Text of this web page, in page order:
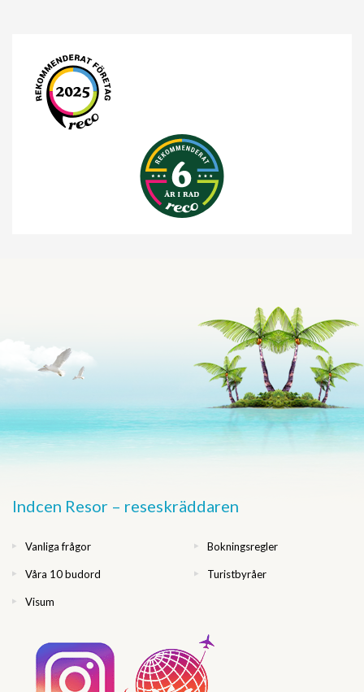
Indcen Resor – reseskräddaren
Vanliga frågor Bokningsregler
Våra 10 budord Turistbyråer
Visum